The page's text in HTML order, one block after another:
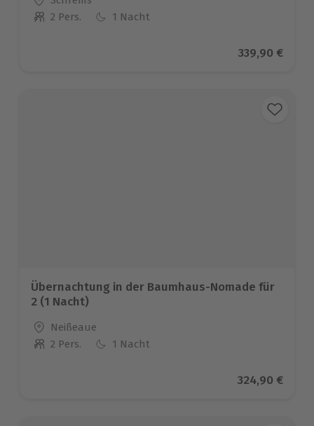
Anzahl der Teilnehmer
2 Pers. 1 Nacht
Aktueller
339,90 €
Übernachtung in der Baumhaus-Nomade für
2 (1 Nacht)
Standort
Neißeaue
Anzahl der Teilnehmer
2 Pers. 1 Nacht
Aktueller
324,90 €